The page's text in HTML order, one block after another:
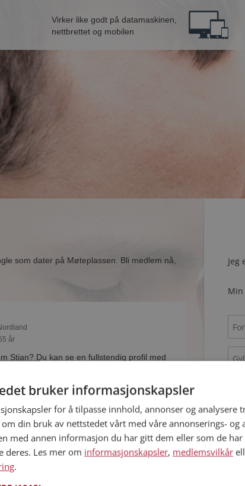
Virker like godt på datamaskinen,
nettbrettet og mobilen
som dater på Møteplassen. Bli medlem nå,
år
Stian? Du kan se en fullstendig profil med
år
single personen hyggelig? Det tar bare ett
Jeg
bruker informasjonskapsler
for å tilpasse innhold, annonser og analysere
din bruk av nettstedet vårt med våre annonserings- og
med annen informasjon du har gitt dem eller som de
deres. Les mer om informasjonskapsler, medlemsvilkår
.